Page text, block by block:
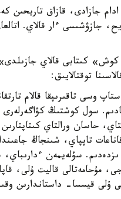
جازۋشىسى ءار قالاي.
كىتابى قالاي
توقتالايىق:
باستاپ وسى تاقىرىپقا قالام
سول كوشتىڭ كۋاگەرلەرى
حاسان ورالتاي
تاپپاي، شىنجاڭ
ىزدەدىم. سۇلەيمەن
مۇحامەتالى قاليت ۇلى،
ۇلى قيسسا- داستاندارىن